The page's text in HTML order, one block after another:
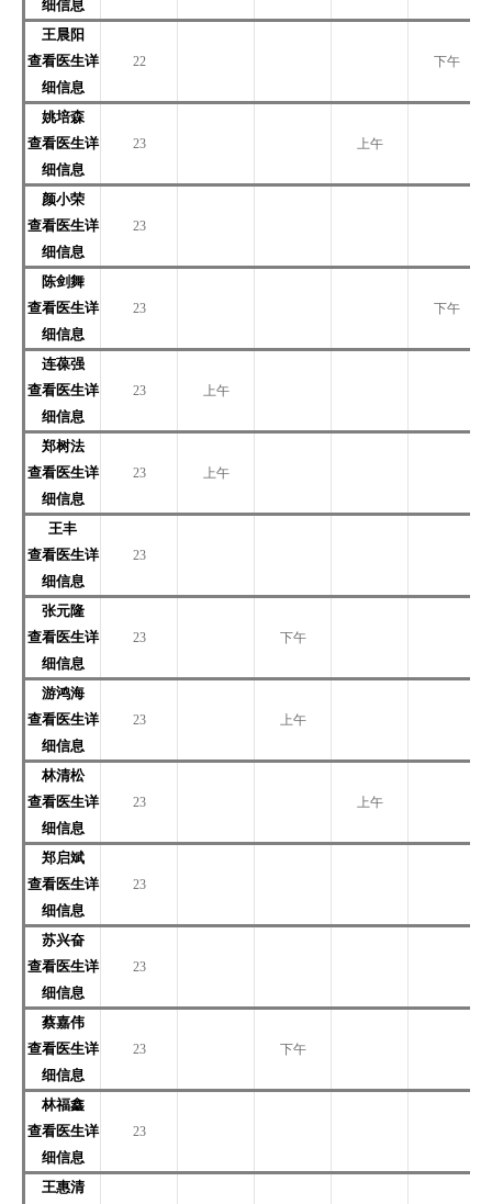
细信息
王晨阳
查看医生详
细信息
22 下午
姚培森
查看医生详
细信息
23 上午
颜小荣
查看医生详
细信息
23
陈剑舞
查看医生详
细信息
23 下午
连葆强
查看医生详
细信息
23 上午
郑树法
查看医生详
细信息
23 上午
王丰
查看医生详
细信息
23
张元隆
查看医生详
细信息
23 下午
游鸿海
查看医生详
细信息
23 上午
林清松
查看医生详
细信息
23 上午
郑启斌
查看医生详
细信息
23
苏兴奋
查看医生详
细信息
23
蔡嘉伟
查看医生详
细信息
23 下午
林福鑫
查看医生详
细信息
23
王惠清